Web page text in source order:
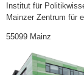
Institut für
Mainzer Zentrum für
55099 Mainz